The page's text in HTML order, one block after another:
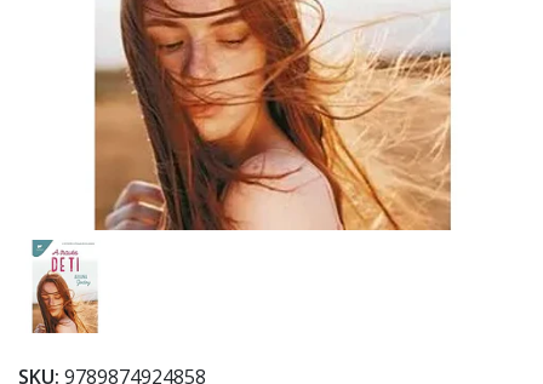
SKU: 9789874924858